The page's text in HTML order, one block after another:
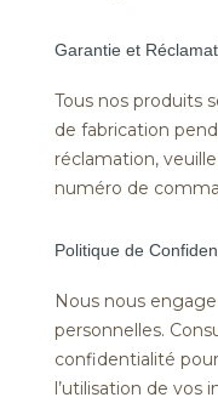
Garantie et
Tous nos produits
de fabrication
réclamation,
numéro de
Politique de
Nous nous
personnelles.
confidentialité
l’utilisation de vos